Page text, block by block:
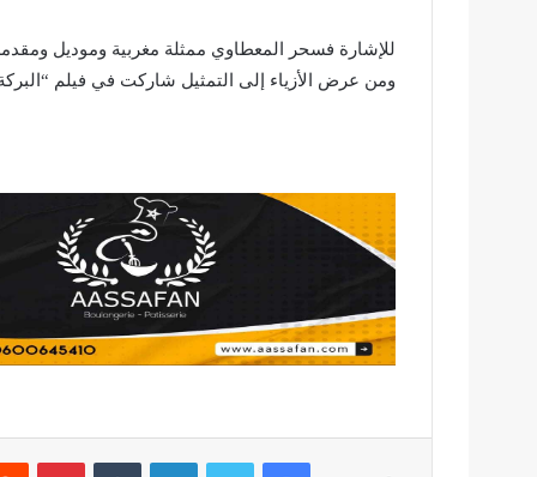
للإشارة فسحر المعطاوي ممثلة مغربية وموديل
ومن عرض الأزياء إلى التمثيل شاركت في فيلم
فيسبوك تويتر لينكدإن